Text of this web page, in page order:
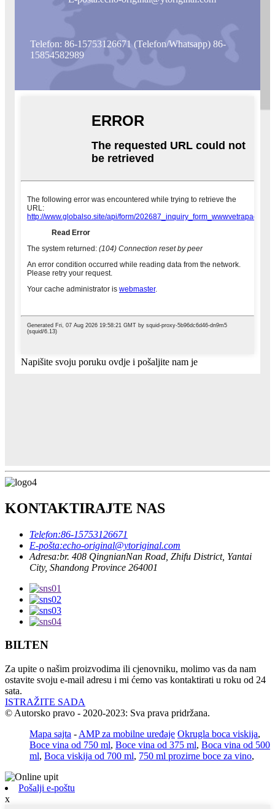
Telefon: 86-15753126671 (Telefon/Whatsapp) 86-
15854582989
Napišite svoju poruku ovdje i pošaljite nam je
KONTAKTIRAJTE NAS
Telefon:86-15753126671
E-pošta:echo-original@ytoriginal.com
Adresa:br. 408 QingnianNan Road, Zhifu District, Yantai
City, Shandong Province 264001
BILTEN
Za upite o našim proizvodima ili cjenovniku, molimo vas da nam
ostavite svoju e-mail adresu i mi ćemo vas kontaktirati u roku od 24
sata.
ISTRAŽITE SADA
© Autorsko pravo - 2020-2023: Sva prava pridržana.
Mapa sajta - AMP za mobilne uređaje Okrugla boca viskija,
Boce vina od 750 ml, Boce vina od 375 ml, Boca vina od 500
ml, Boca viskija od 700 ml, 750 ml prozirne boce za vino,
Pošalji e-poštu
x